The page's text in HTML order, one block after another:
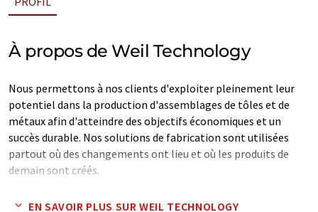
À propos de Weil Technology
Nous permettons à nos clients d'exploiter pleinement leur
potentiel dans la production d'assemblages de tôles et de
métaux afin d'atteindre des objectifs économiques et un
succès durable. Nos solutions de fabrication sont utilisées
partout où des changements ont lieu et où les produits de
demain sont créés.
Depuis plus de 35 ans, nous développons des machines et des
EN SAVOIR PLUS SUR WEIL TECHNOLOGY